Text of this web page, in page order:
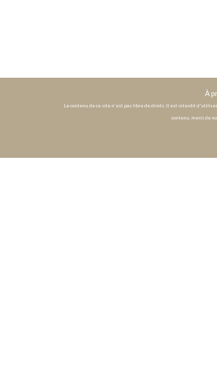
À
Le contenu de ce site n'est pas libre de droits. Il est interdit
contenu, merci de